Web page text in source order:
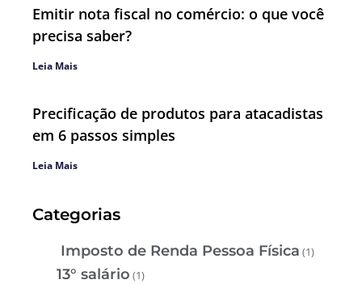
Emitir nota fiscal no comércio: o que você
precisa saber?
Leia Mais
Precificação de produtos para atacadistas
em 6 passos simples
Leia Mais
Categorias
Imposto de Renda Pessoa Física (1)
13° salário (1)